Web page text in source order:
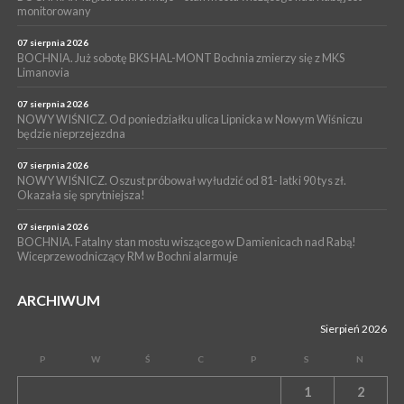
WYDARZENIA
NASZ NEWS. Powstał Komitet Ochrony Ładu
Przestrzennego Miasta Bochnia. To odpowiedź na działania
magistratu
monitorowany
07 sierpnia 2026
BOCHNIA. Już sobotę BKS HAL-MONT Bochnia zmierzy się z MKS
Limanovia
07 sierpnia 2026
NOWY WIŚNICZ. Od poniedziałku ulica Lipnicka w Nowym Wiśniczu
będzie nieprzejezdna
07 sierpnia 2026
NOWY WIŚNICZ. Oszust próbował wyłudzić od 81- latki 90 tys zł.
Okazała się sprytniejsza!
07 sierpnia 2026
BOCHNIA. Fatalny stan mostu wiszącego w Damienicach nad Rabą!
Wiceprzewodniczący RM w Bochni alarmuje
ARCHIWUM
Sierpień 2026
P W Ś C P S N
1 2